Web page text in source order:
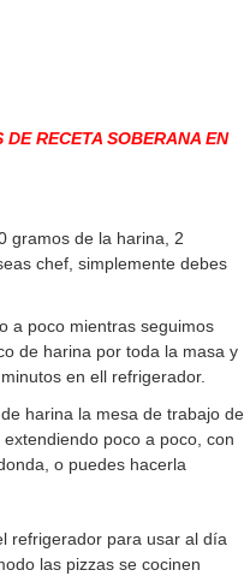
DE RECETA SOBERANA EN
gramos de la harina, 2
chef, simplemente debes
a poco mientras seguimos
de harina por toda la masa y
en ell refrigerador.
harina la mesa de trabajo de
poco a poco, con
o puedes hacerla
refrigerador para usar al día
las pizzas se cocinen